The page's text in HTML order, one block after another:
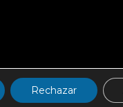
Rechazar